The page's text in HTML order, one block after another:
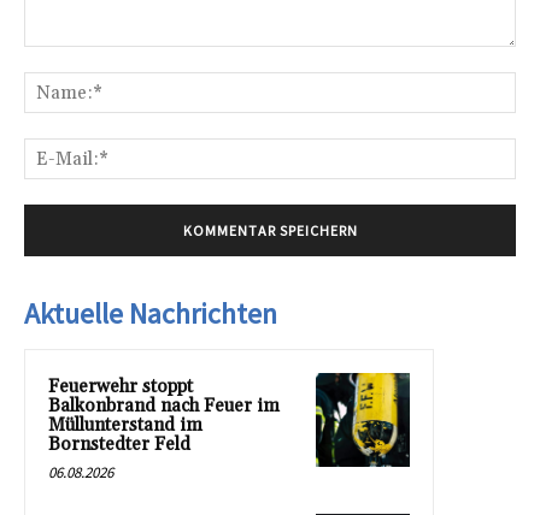
Aktuelle Nachrichten
Feuerwehr stoppt
Balkonbrand nach Feuer im
Müllunterstand im
Bornstedter Feld
06.08.2026